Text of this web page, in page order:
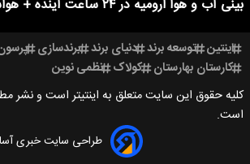
بینی آب و هوا ارومیه در ۲۴ ساعت آینده + هواشناسی ارومیه
اینتین توسعه برند دنیای برند برندسازی
کارستان بهارستان کولاک نظمی نوین
کلیه حقوق این سایت متعلق به اینتیتر است و نشر
است.
طراحی سایت خبری